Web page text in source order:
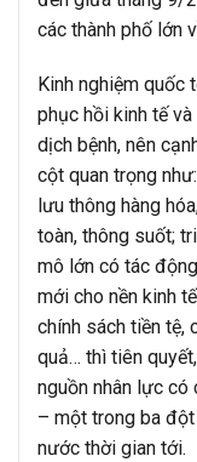
các thành phố lớn
Kinh nghiệm quốc
phục hồi kinh tế
dịch bệnh, nên
cột quan trọng
lưu thông hàng
toàn, thông suốt;
mô lớn có tác
mới cho nền kinh
chính sách tiền tệ,
quả… thì tiên
nguồn nhân lực có
– một trong ba
nước thời gian tới.